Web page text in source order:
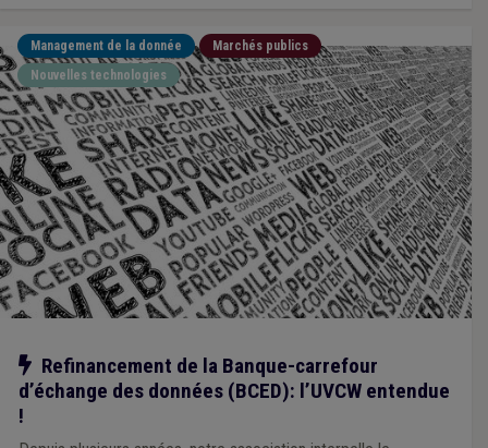
Management de la donnée
Marchés publics
Nouvelles technologies
Notre action
Refinancement de la Banque-carrefour
d’échange des données (BCED): l’UVCW entendue
!